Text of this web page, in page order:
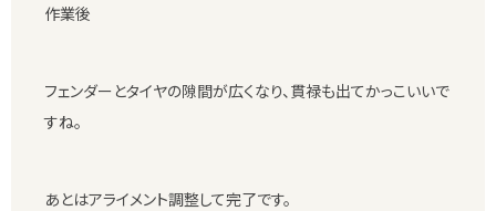
作業後
フェンダーとタイヤの隙間が広くなり、貫禄も出てかっこいいで
すね。
あとはアライメント調整して完了です。